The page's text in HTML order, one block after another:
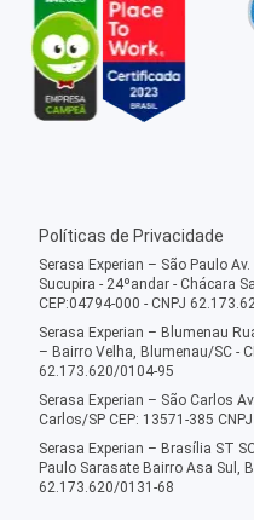
Políticas de Privacidade
Serasa Experian – São Paulo
Sucupira - 24ºandar - Chácara
CEP:04794-000 - CNPJ
Serasa Experian – Blumenau
– Bairro Velha, Blumenau/SC -
62.173.620/0104-95
Serasa Experian – São Carlos
Carlos/SP CEP: 13571-385
Serasa Experian – Brasília ST
Paulo Sarasate Bairro Asa Sul,
62.173.620/0131-68